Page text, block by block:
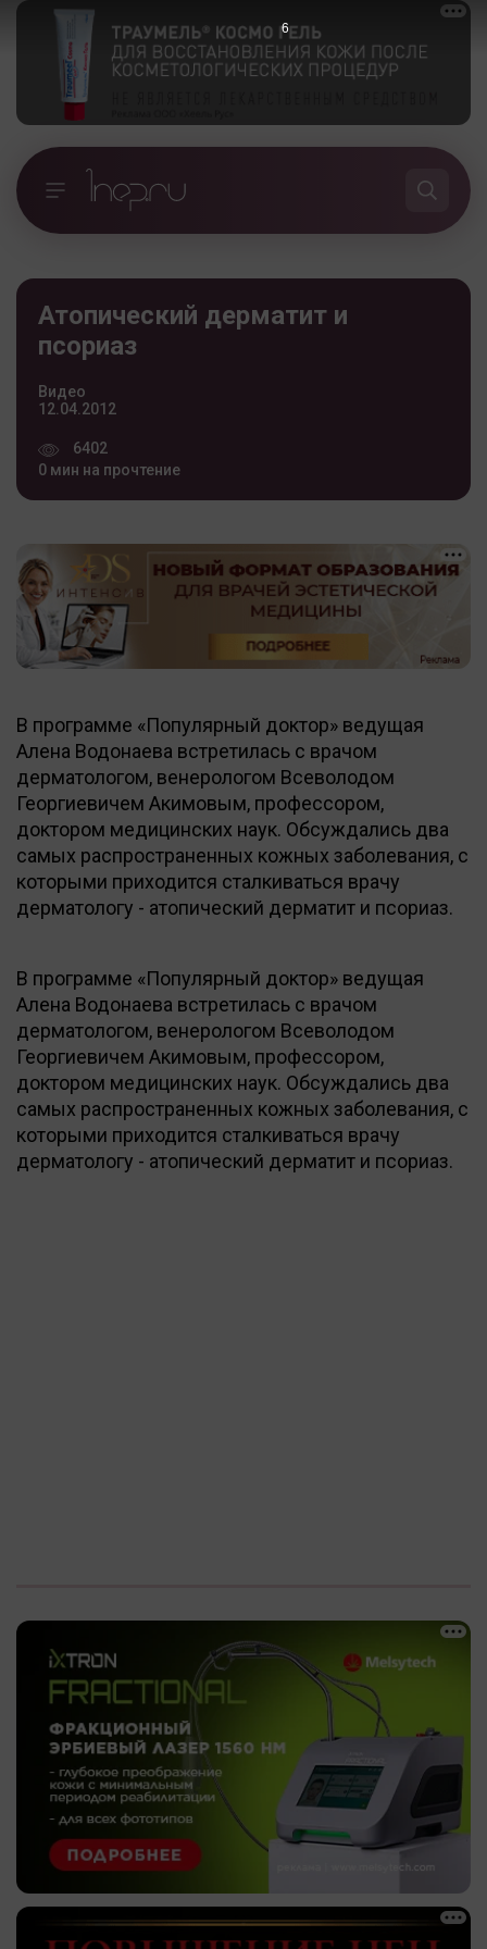
Атопический дерматит и
псориаз
Видео
12.04.2012
6402
0 мин на прочтение
В программе «Популярный доктор» ведущая
Алена Водонаева встретилась с врачом
дерматологом, венерологом Всеволодом
Георгиевичем Акимовым, профессором,
доктором медицинских наук. Обсуждались два
самых распространенных кожных заболевания, с
которыми приходится сталкиваться врачу
дерматологу - атопический дерматит и псориаз.
В программе «Популярный доктор» ведущая
Алена Водонаева встретилась с врачом
дерматологом, венерологом Всеволодом
Георгиевичем Акимовым, профессором,
доктором медицинских наук. Обсуждались два
самых распространенных кожных заболевания, с
которыми приходится сталкиваться врачу
дерматологу - атопический дерматит и псориаз.
6